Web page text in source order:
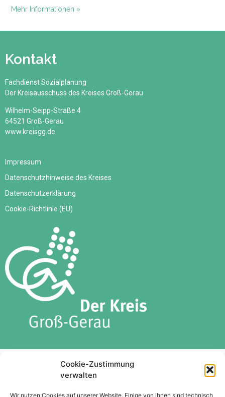
Cookie-Zustimmung
verwalten
Wir nutzen Cookies auf unserer Website. Einige von ihnen sind technisch
Mehr Informationen »
Kontakt
Fachdienst Sozialplanung
Der Kreisausschuss des Kreises Groß-Gerau
Wilhelm-Seipp-Straße 4
64521 Groß-Gerau
www.kreisgg.de
Impressum
Datenschutzhinweise des Kreises
Datenschutzerklärung
Cookie-Richtlinie (EU)
Schnittstellenkoordination